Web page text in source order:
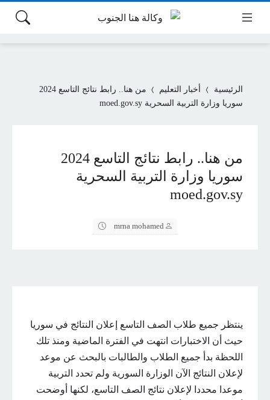
الرئيسية أخبار التعليم
من هنا.. رابط نتائج التاسع 2024
سوريا وزارة التربية السحرية moed.gov.sy
من هنا.. رابط نتائج التاسع 2024
سوريا وزارة التربية السحرية
moed.gov.sy
mrna mohamed
ينتظر جميع طلاب الصف التاسع إعلان النتائج في سوريا
حيث أن الاختبارات انتهت في الفترة الماضية ومنذ تلك
اللحظة بدأ جميع الطلاب والطالبات بالبحث عن موعد
لإعلان النتائج الآن الوزارة السورية ولم تحدد التربية
موعدا محددا لإعلان نتائج الصف التاسع، لكنها أوضحت